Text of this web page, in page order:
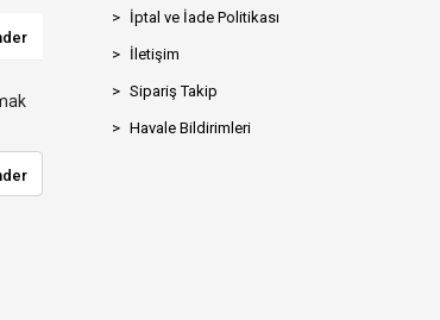
İptal ve İade Politikası
İletişim
Sipariş Takip
Havale Bildirimleri